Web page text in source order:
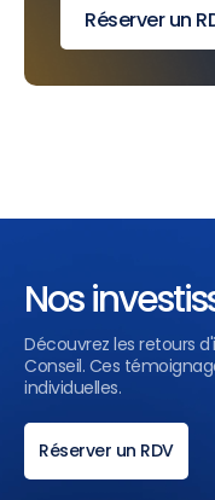
Réserver un
Nos
Découvrez les retours
Conseil. Ces
individuelles.
Réserver un RDV